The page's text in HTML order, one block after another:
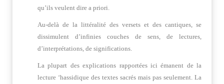
qu’ils veulent dire a priori.
Au-delà de la littéralité des versets et des cantiques, se
dissimulent d’infinies couches de sens, de lectures,
d’interprétations, de significations.
La plupart des explications rapportées ici émanent de la
lecture ‘hassidique des textes sacrés mais pas seulement. La